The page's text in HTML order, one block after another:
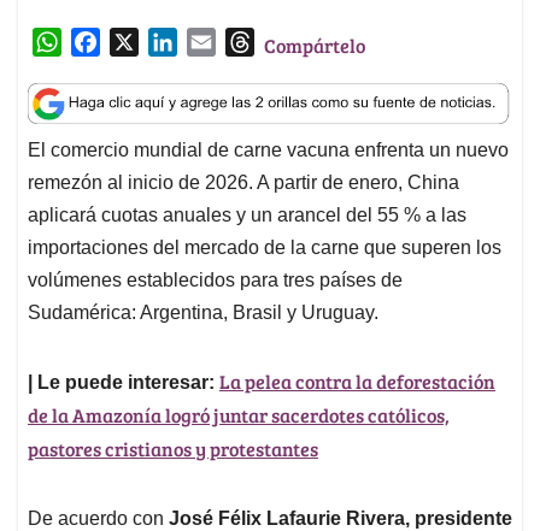
W
a
t
s
A
p
p
c
e
b
o
o
k
n
k
e
d
I
n
a
i
l
T
r
e
a
d
s
Compártelo
El comercio mundial de carne vacuna enfrenta un nuevo
remezón al inicio de 2026. A partir de enero, China
aplicará cuotas anuales y un arancel del 55 % a las
importaciones del mercado de la carne que superen los
volúmenes establecidos para tres países de
Sudamérica: Argentina, Brasil y Uruguay.
| Le puede interesar: La pelea contra la deforestación
de la Amazonía logró juntar sacerdotes católicos,
pastores cristianos y protestantes
De acuerdo con José Félix Lafaurie Rivera, presidente